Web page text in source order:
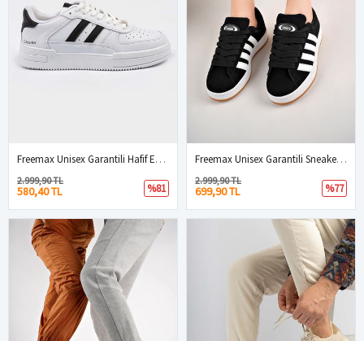
Freemax Unisex Garantili Hafif Esnek Sağlam Sneaker Spor Ayakkabı Beyaz Siyah
580,40 TL
2.999,90 TL
%81
Freemax Unisex Garantili Sneaker Spor Ayakkabı. Siyah Beyaz
699,90 TL
2.999,90 TL
%77